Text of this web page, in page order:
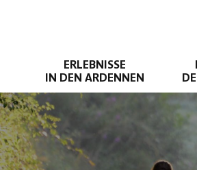
ERLEBNISSE
IN DEN ARDENNEN